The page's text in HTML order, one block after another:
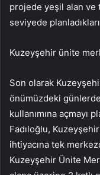
projede yeşil alan ve
seviyede
Kuzeyşehir ünite
Son olarak
önümüzdeki
kullanımına açmayı
Fadıloğlu,
ihtiyacına tek
Kuzeyşehir Ünite